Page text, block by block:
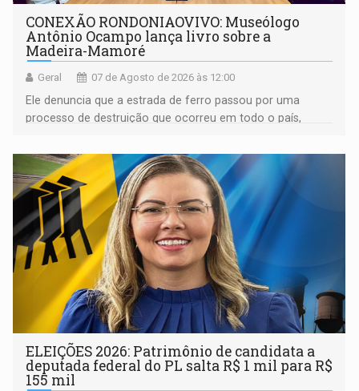
CONEXÃO RONDONIAOVIVO: Museólogo
Antônio Ocampo lança livro sobre a
Madeira-Mamoré
Geral 07 de Agosto de 2026 às 12:00
Ele denuncia que a estrada de ferro passou por uma
processo de destruição que ocorreu em todo o país,
ELEIÇÕES 2026: Patrimônio de candidata a
deputada federal do PL salta R$ 1 mil para R$
155 mil